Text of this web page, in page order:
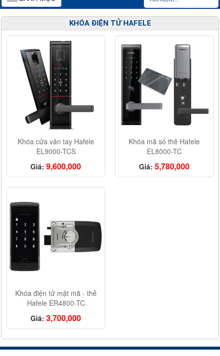
navigation
KHÓA ĐIỆN TỬ HAFELE
Khóa cửa vân tay Hafele
EL9000-TCS
Giá: 9,600,000
Khóa mã số thẻ Hafele
EL8000-TC
Giá: 5,780,000
Khóa điện tử mật mã - thẻ
Hafele ER4800-TC
Giá: 3,700,000